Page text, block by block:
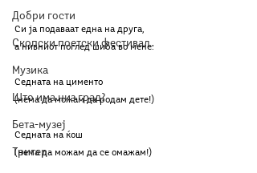
Добри гости
Скопски поетски фестивал
Музика
Што има низ град?
Бета-музеј
Тригер
Си ја подаваат една на друга,
а нивниот поглед шиба во мене:
Седната на цименто
(нема да можам да родам дете!)
Седната на ќош
(нема да можам да се омажам!)